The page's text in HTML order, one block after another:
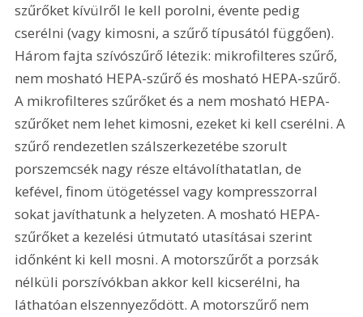
szűrőket kívülről le kell porolni, évente pedig
cserélni (vagy kimosni, a szűrő típusától függően).
Három fajta szívószűrő létezik: mikrofilteres szűrő,
nem mosható HEPA-szűrő és mosható HEPA-szűrő.
A mikrofilteres szűrőket és a nem mosható HEPA-
szűrőket nem lehet kimosni, ezeket ki kell cserélni. A
szűrő rendezetlen szálszerkezetébe szorult
porszemcsék nagy része eltávolíthatatlan, de
kefével, finom ütögetéssel vagy kompresszorral
sokat javíthatunk a helyzeten. A mosható HEPA-
szűrőket a kezelési útmutató utasításai szerint
időnként ki kell mosni. A motorszűrőt a porzsák
nélküli porszívókban akkor kell kicserélni, ha
láthatóan elszennyeződött. A motorszűrő nem